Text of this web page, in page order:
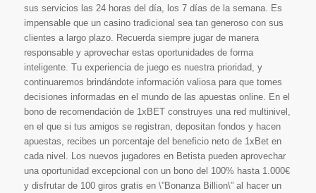
sus servicios las 24 horas del día, los 7 días de la semana. Es
impensable que un casino tradicional sea tan generoso con sus
clientes a largo plazo. Recuerda siempre jugar de manera
responsable y aprovechar estas oportunidades de forma
inteligente. Tu experiencia de juego es nuestra prioridad, y
continuaremos brindándote información valiosa para que tomes
decisiones informadas en el mundo de las apuestas online. En el
bono de recomendación de 1xBET construyes una red multinivel,
en el que si tus amigos se registran, depositan fondos y hacen
apuestas, recibes un porcentaje del beneficio neto de 1xBet en
cada nivel. Los nuevos jugadores en Betista pueden aprovechar
una oportunidad excepcional con un bono del 100% hasta 1.000€
y disfrutar de 100 giros gratis en \”Bonanza Billion\” al hacer un